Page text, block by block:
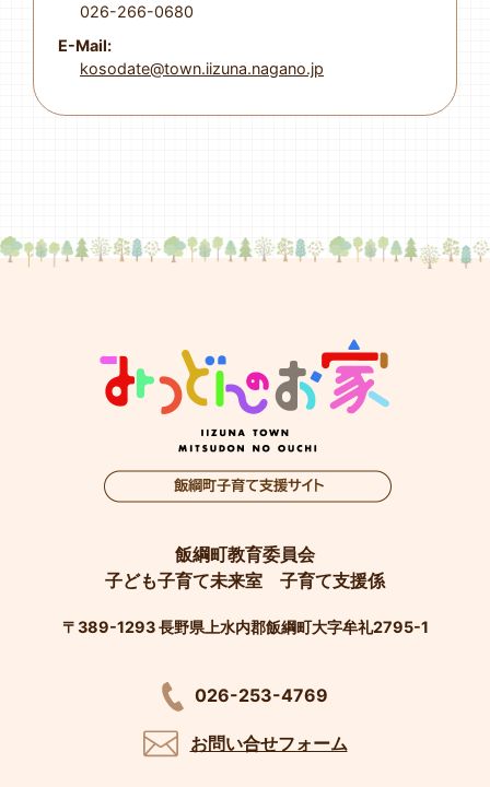
026-266-0680
E-Mail:
kosodate@town.iizuna.nagano.jp
飯綱町教育委員会
子ども子育て未来室 子育て支援係
〒389-1293 長野県上水内郡飯綱町大字牟礼2795-1
026-253-4769
お問い合せフォーム